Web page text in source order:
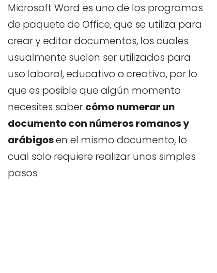
Microsoft Word es uno de los programas
de paquete de Office, que se utiliza para
crear y editar documentos, los cuales
usualmente suelen ser utilizados para
uso laboral, educativo o creativo, por lo
que es posible que algún momento
necesites saber cómo numerar un
documento con números romanos y
arábigosen el mismo documento, lo
cual solo requiere realizar unos simples
pasos.